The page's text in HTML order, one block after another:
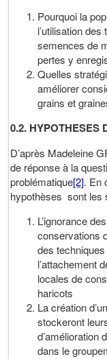
Pourquoi la
l’utilisation
semences de
pertes y
Quelles
améliorer
grains et
0.2. HYPOTHESES
D’après Madeleine
de réponse à la
problématique[2]. En
hypothèses sont les
L’ignorance
conservations
des
l’attachement
locales de
haricots
La création
stockeront
d’amélioration
dans le